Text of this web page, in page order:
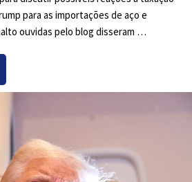
para as importações de aço e
ouvidas pelo blog disseram …